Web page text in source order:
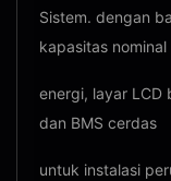
Sistem. dengan
kapasitas
energi, layar LCD
dan BMS cerdas
untuk instalasi